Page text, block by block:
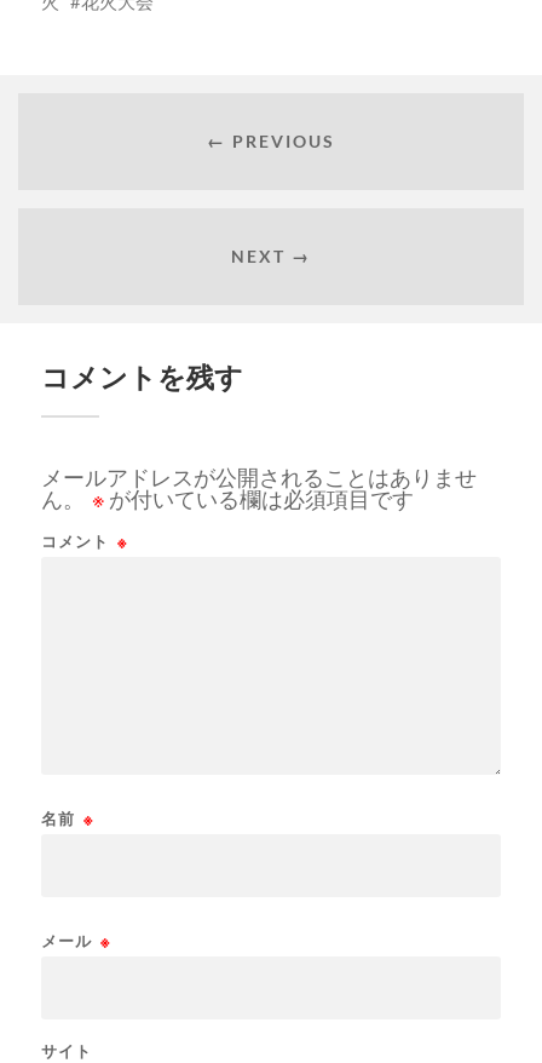
← PREVIOUS
NEXT →
コメントを残す
メールアドレスが公開されることはありませ
ん。
※ が付いている欄は必須項目です
コメント ※
名前 ※
メール ※
サイト